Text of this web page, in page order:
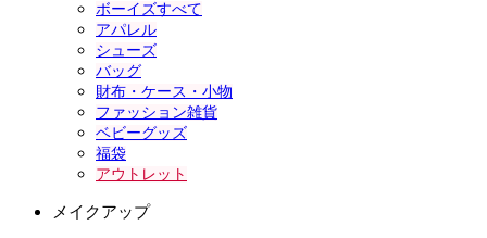
ボーイズすべて
アパレル
シューズ
バッグ
財布・ケース・小物
ファッション雑貨
ベビーグッズ
福袋
アウトレット
メイクアップ